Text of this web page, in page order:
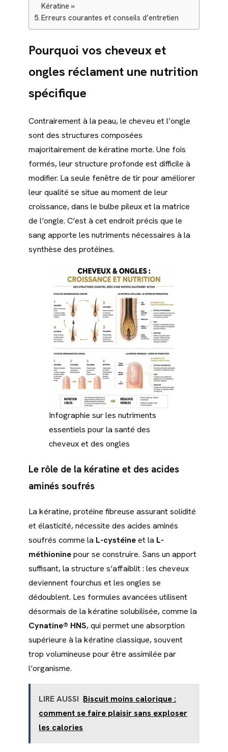
Kératine »
Erreurs courantes et conseils d’entretien
Pourquoi vos cheveux et
ongles réclament une nutrition
spécifique
Contrairement à la peau, le cheveu et l’ongle
sont des structures composées
majoritairement de kératine morte. Une fois
formés, leur structure profonde est difficile à
modifier. La seule fenêtre de tir pour améliorer
leur qualité se situe au moment de leur
croissance, dans le bulbe pileux et la matrice
de l’ongle. C’est à cet endroit précis que le
sang apporte les nutriments nécessaires à la
synthèse des protéines.
Infographie sur les nutriments
essentiels pour la santé des
cheveux et des ongles
Le rôle de la kératine et des acides
aminés soufrés
La kératine, protéine fibreuse assurant solidité
et élasticité, nécessite des acides aminés
soufrés comme la L-cystéineet la L-
méthioninepour se construire. Sans un apport
suffisant, la structure s’affaiblit : les cheveux
deviennent fourchus et les ongles se
dédoublent. Les formules avancées utilisent
désormais de la kératine solubilisée, comme la
Cynatine® HNS, qui permet une absorption
supérieure à la kératine classique, souvent
trop volumineuse pour être assimilée par
l’organisme.
LIRE AUSSI Biscuit moins calorique :
comment se faire plaisir sans exploser
les calories